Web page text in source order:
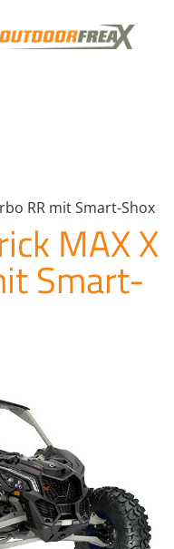
RR mit Smart-Shox
MAX X
Smart-